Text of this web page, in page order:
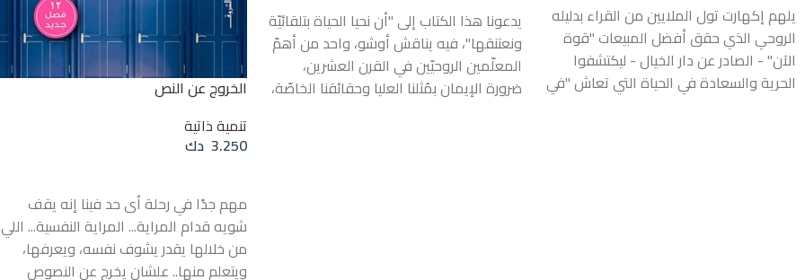
يلهم إكهارت تول الملايين من القراء بدليله
الروحي الذي حقق أفضل المبيعات "قوة
الآن" - الصادر عن دار الخيال - ليكتشفوا
الحرية والسعادة في الحياة التي تعاش "في
يدعونا هذا الكتاب إلى "أن نحيا الحياة بتلقائيّة
ونعتنقها"، فيه يناقش أوشو، واحد من أهمّ
المعلّمين الروحيّين في القرن العشرين،
ضرورة الإيمان بمُثلنا العليا وحقائقنا الخاصّة،
الخروج عن النص
تنمية ذاتية
3.250 دك
مهم جدًا في رحلة أى حد فينا إنه يقف
شويه قدام المراية... المراية النفسية... اللي
من خلالها يقدر يشوف نفسه، ويعرفها،
ويتعلم منها.. علشان يخرج عن النصوص